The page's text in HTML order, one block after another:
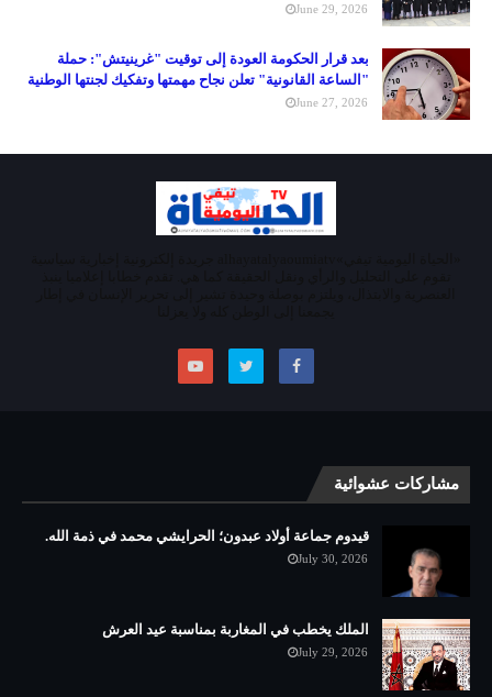
June 29, 2026
بعد قرار الحكومة العودة إلى توقيت "غرينيتش": حملة
"الساعة القانونية" تعلن نجاح مهمتها وتفكيك لجنتها الوطنية
June 27, 2026
مشاركات عشوائية
قيدوم جماعة أولاد عبدون؛ الحرايشي محمد في ذمة الله.
July 30, 2026
الملك يخطب في المغاربة بمناسبة عيد العرش
July 29, 2026